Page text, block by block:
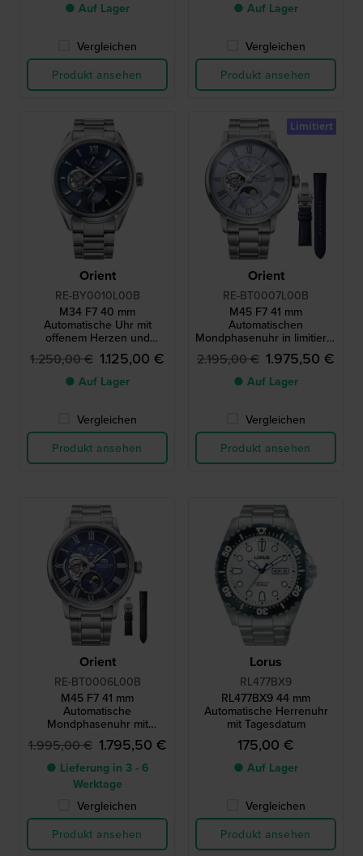
● Auf Lager
Vergleichen
Produkt ansehen
● Auf Lager
Vergleichen
Produkt ansehen
Orient
RE-BY0010L00B
M34 F7 40 mm
Automatische Uhr mit
offenem Herzen und
Gangreserveanzeige
1.250,00 € 1.125,00 €
● Auf Lager
Vergleichen
Produkt ansehen
Orient
RE-BT0007L00B
M45 F7 41 mm
Automatischen
Mondphasenuhr in limitierte
Auflage mit Gangreserve
und zusätzlichem
Lederarmband
2.195,00 € 1.975,50 €
● Auf Lager
Vergleichen
Produkt ansehen
Limitiert
Orient
RE-BT0006L00B
M45 F7 41 mm
Automatische
Mondphasenuhr mit
offenem Herzen und
Gangreserve
1.995,00 € 1.795,50 €
● Lieferung in 3 - 6
Werktage
Vergleichen
Produkt ansehen
Lorus
RL477BX9
RL477BX9 44 mm
Automatische Herrenuhr
mit Tagesdatum
175,00 €
● Auf Lager
Vergleichen
Produkt ansehen